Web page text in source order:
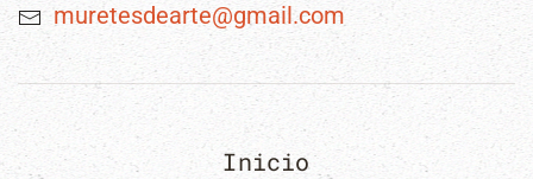
muretesdearte@gmail.com
Inicio